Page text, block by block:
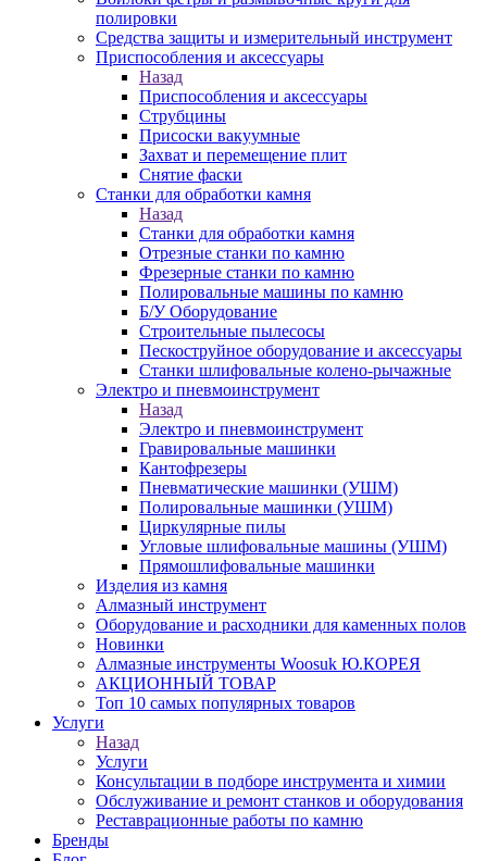
полировки
Средства защиты и измерительный инструмент
Приспособления и аксессуары
Назад
Приспособления и аксессуары
Струбцины
Присоски вакуумные
Захват и перемещение плит
Снятие фаски
Станки для обработки камня
Назад
Станки для обработки камня
Отрезные станки по камню
Фрезерные станки по камню
Полировальные машины по камню
Б/У Оборудование
Строительные пылесосы
Пескоструйное оборудование и аксессуары
Станки шлифовальные колено-рычажные
Электро и пневмоинструмент
Назад
Электро и пневмоинструмент
Гравировальные машинки
Кантофрезеры
Пневматические машинки (УШМ)
Полировальные машинки (УШМ)
Циркулярные пилы
Угловые шлифовальные машины (УШМ)
Прямошлифовальные машинки
Изделия из камня
Алмазный инструмент
Оборудование и расходники для каменных полов
Новинки
Алмазные инструменты Woosuk Ю.КОРЕЯ
АКЦИОННЫЙ ТОВАР
Топ 10 самых популярных товаров
Услуги
Назад
Услуги
Консультации в подборе инструмента и химии
Обслуживание и ремонт станков и оборудования
Реставрационные работы по камню
Бренды